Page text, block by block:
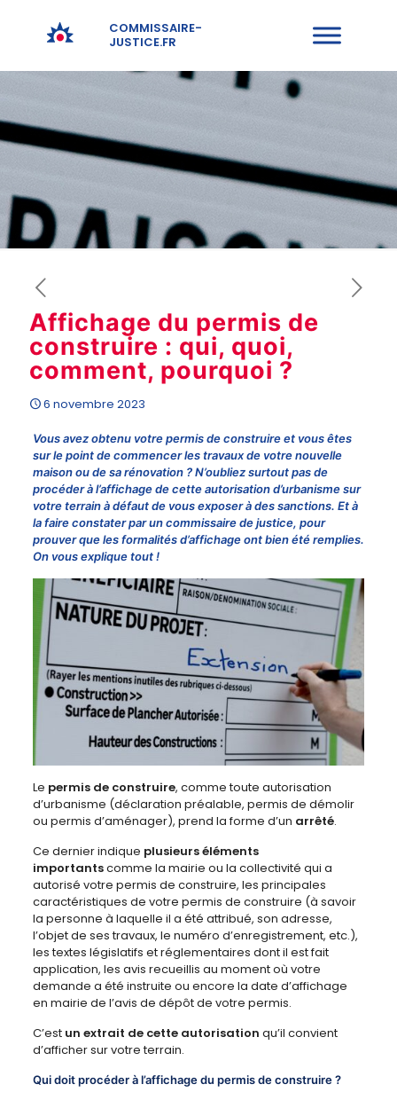
COMMISSAIRE-
JUSTICE.FR
Affichage du permis de
construire : qui, quoi,
comment, pourquoi ?
6 novembre 2023
Vous avez obtenu votre permis de construire et vous êtes
sur le point de commencer les travaux de votre nouvelle
maison ou de sa rénovation ? N’oubliez surtout pas de
procéder à l’affichage de cette autorisation d’urbanisme sur
votre terrain à défaut de vous exposer à des sanctions. Et à
la faire constater par un commissaire de justice, pour
prouver que les formalités d’affichage ont bien été remplies.
On vous explique tout !
Le permis de construire, comme toute autorisation
d’urbanisme (déclaration préalable, permis de démolir
ou permis d’aménager), prend la forme d’un arrêté.
Ce dernier indique plusieurs éléments
importantscomme la mairie ou la collectivité qui a
autorisé votre permis de construire, les principales
caractéristiques de votre permis de construire (à savoir
la personne à laquelle il a été attribué, son adresse,
l’objet de ses travaux, le numéro d’enregistrement, etc.),
les textes législatifs et réglementaires dont il est fait
application, les avis recueillis au moment où votre
demande a été instruite ou encore la date d’affichage
en mairie de l’avis de dépôt de votre permis.
C’est un extrait de cette autorisation qu’il convient
d’afficher sur votre terrain.
Qui doit procéder à l’affichage du permis de construire ?